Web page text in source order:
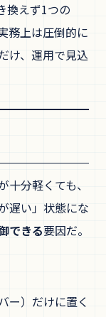
換えず1つの
務上は圧倒的に
け、運用で見込
分軽くても、
遅い」状態にな
できる要因だ。
ー）だけに置く